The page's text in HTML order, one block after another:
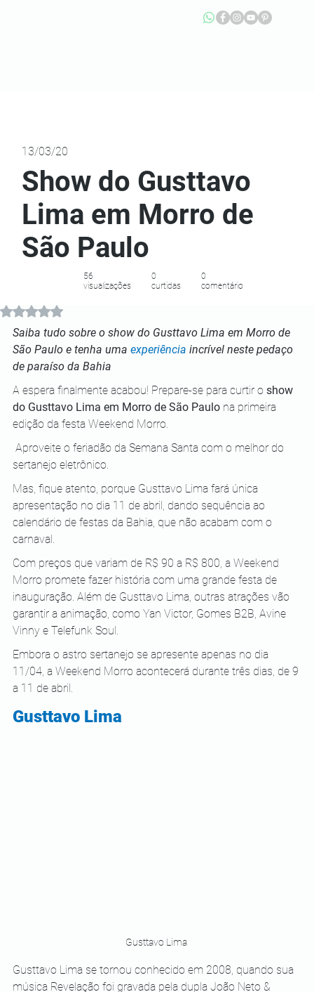
Avaliado com NaN de 5 estrelas.
Saiba tudo sobre o show do Gusttavo Lima em Morro de
São Paulo e tenha uma experiência incrível neste pedaço
de paraíso da Bahia
A espera finalmente acabou! Prepare-se para curtir o show
do Gusttavo Lima em Morro de São Paulo na primeira
edição da festa Weekend Morro.
sertanejo eletrônico.
Mas, fique atento, porque Gusttavo Lima fará única
apresentação no dia 11 de abril, dando sequência ao
calendário de festas da Bahia, que não acabam com o
carnaval.
Com preços que variam de R$ 90 a R$ 800, a Weekend
Morro promete fazer história com uma grande festa de
inauguração. Além de Gusttavo Lima, outras atrações vão
garantir a animação, como Yan Victor, Gomes B2B, Avine
Vinny e Telefunk Soul.
Embora o astro sertanejo se apresente apenas no dia
11/04, a Weekend Morro acontecerá durante três dias, de 9
a 11 de abril.
Gusttavo Lima
Gusttavo Lima
Gusttavo Lima se tornou conhecido em 2008, quando sua
música Revelação foi gravada pela dupla João Neto &
56
visualizações
0
curtidas
0
comentário
Show do Gusttavo
Lima em Morro de
São Paulo
13/03/20